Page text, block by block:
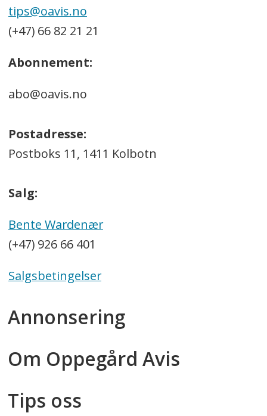
tips@oavis.no
(+47) 66 82 21 21
Abonnement:
abo@oavis.no
Postadresse:
Postboks 11, 1411 Kolbotn
Salg:
Bente Wardenær
(+47) 926 66 401
Salgsbetingelser
Annonsering
Om Oppegård Avis
Tips oss